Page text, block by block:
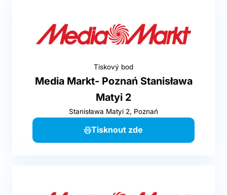
Tiskový bod
Media Markt- Poznań Stanisława
Matyi 2
Stanisława Matyi 2, Poznań
Tisknout zde